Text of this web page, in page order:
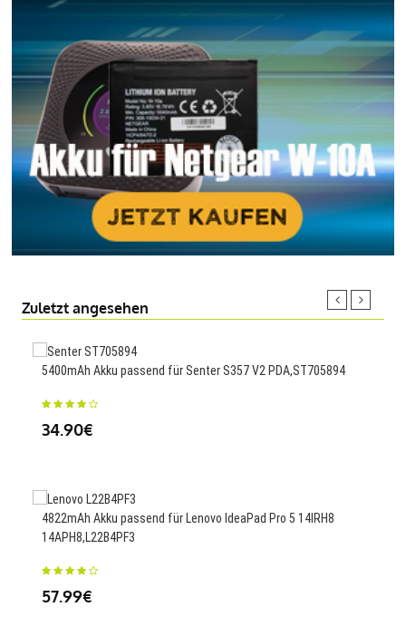
Zuletzt angesehen
5400mAh Akku passend für Senter S357 V2 PDA,ST705894
34.90€
4822mAh Akku passend für Lenovo IdeaPad Pro 5 14IRH8
14APH8,L22B4PF3
57.99€